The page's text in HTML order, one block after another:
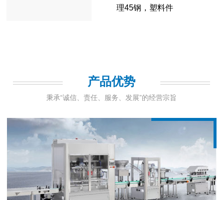
理45钢，塑料件
产品优势
秉承“诚信、责任、服务、发展”的经营宗旨